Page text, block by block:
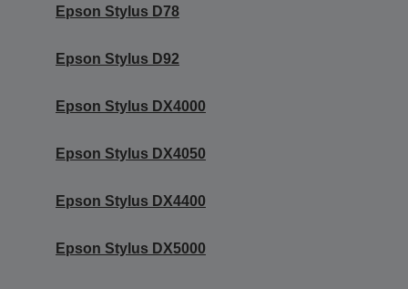
Epson Stylus D78
Epson Stylus D92
Epson Stylus DX4000
Epson Stylus DX4050
Epson Stylus DX4400
Epson Stylus DX5000